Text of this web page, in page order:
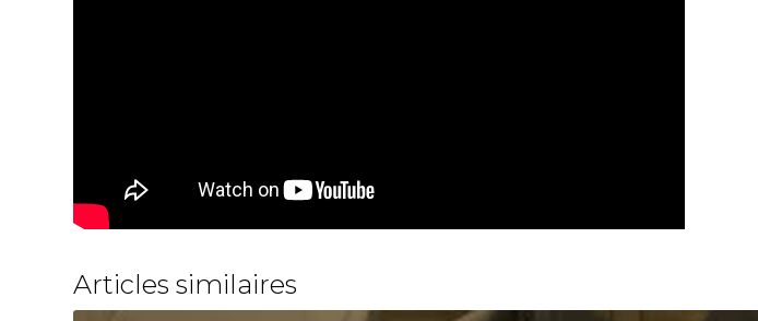
Articles similaires